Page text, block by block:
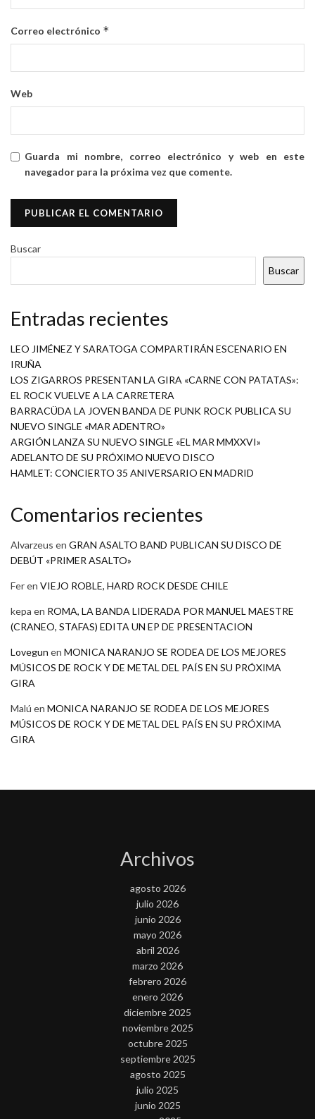
Correo electrónico *
Web
Guarda mi nombre, correo electrónico y web en este
navegador para la próxima vez que comente.
Buscar
Buscar
Entradas recientes
LEO JIMÉNEZ Y SARATOGA COMPARTIRÁN ESCENARIO EN
IRUÑA
LOS ZIGARROS PRESENTAN LA GIRA «CARNE CON PATATAS»:
EL ROCK VUELVE A LA CARRETERA
BARRACÜDA LA JOVEN BANDA DE PUNK ROCK PUBLICA SU
NUEVO SINGLE «MAR ADENTRO»
ARGIÓN LANZA SU NUEVO SINGLE «EL MAR MMXXVI»
ADELANTO DE SU PRÓXIMO NUEVO DISCO
HAMLET: CONCIERTO 35 ANIVERSARIO EN MADRID
Comentarios recientes
Alvarzeus en GRAN ASALTO BAND PUBLICAN SU DISCO DE
DEBÚT «PRIMER ASALTO»
Feren VIEJO ROBLE, HARD ROCK DESDE CHILE
kepa en ROMA, LA BANDA LIDERADA POR MANUEL MAESTRE
(CRANEO, STAFAS) EDITA UN EP DE PRESENTACION
Lovegun en MONICA NARANJO SE RODEA DE LOS MEJORES
MÚSICOS DE ROCK Y DE METAL DEL PAÍS EN SU PRÓXIMA
GIRA
Malú en MONICA NARANJO SE RODEA DE LOS MEJORES
MÚSICOS DE ROCK Y DE METAL DEL PAÍS EN SU PRÓXIMA
GIRA
Archivos
agosto 2026
julio 2026
junio 2026
mayo 2026
abril 2026
marzo 2026
febrero 2026
enero 2026
diciembre 2025
noviembre 2025
octubre 2025
septiembre 2025
agosto 2025
julio 2025
junio 2025